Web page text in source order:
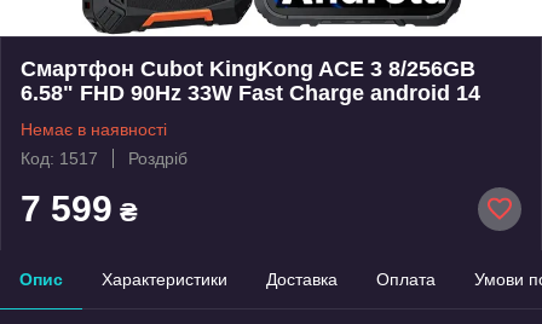
Смартфон Cubot KingKong ACE 3 8/256GB
6.58" FHD 90Hz 33W Fast Charge android 14
Немає в наявності
Код: 1517
Роздріб
7 599 ₴
Опис Характеристики Доставка Оплата Умови